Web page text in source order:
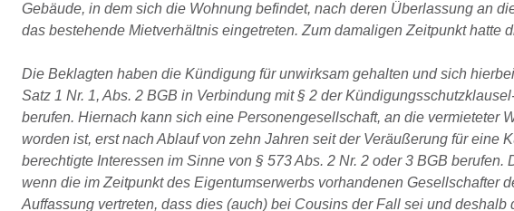
Gebäude, in dem sich die Wohnung befindet, nach deren Überlassung an
das bestehende Mietverhältnis eingetreten. Zum damaligen Zeitpunkt hatte
Die Beklagten haben die Kündigung für unwirksam gehalten und sich
Satz 1 Nr. 1, Abs. 2 BGB in Verbindung mit § 2 der
berufen. Hiernach kann sich eine Personengesellschaft, an die vermieteter
worden ist, erst nach Ablauf von zehn Jahren seit der Veräußerung für eine
berechtigte Interessen im Sinne von § 573 Abs. 2 Nr. 2 oder 3 BGB
wenn die im Zeitpunkt des Eigentumserwerbs vorhandenen Gesellschafter
Auffassung vertreten, dass dies (auch) bei Cousins der Fall sei und